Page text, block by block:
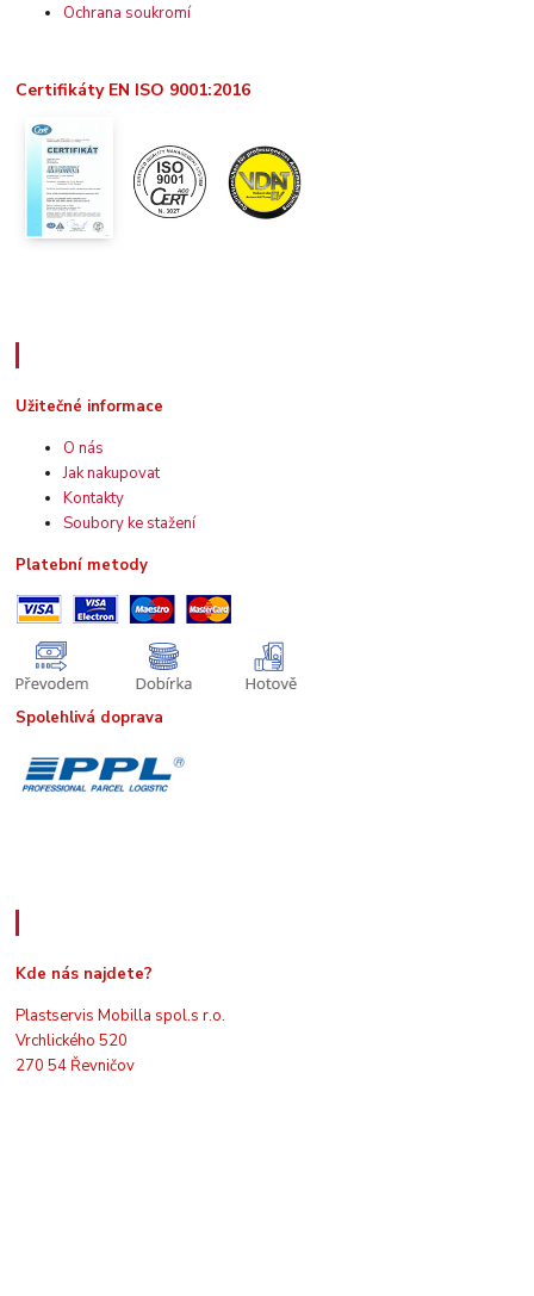
Ochrana soukromí
Certifikáty EN ISO 9001:2016
Užitečné informace
O nás
Jak nakupovat
Kontakty
Soubory ke stažení
Platební metody
Spolehlivá doprava
Kde nás najdete?
Plastservis Mobilla spol.s r.o.
Vrchlického 520
270 54 Řevničov